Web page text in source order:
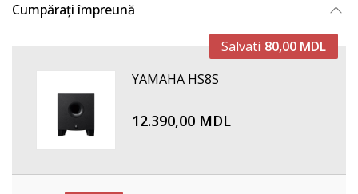
Cumpărați împreună
YAMAHA HS8S
12.390,00 MDL
Salvati 80,00 MDL